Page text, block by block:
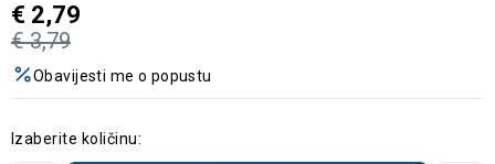
€ 3,79
€ 2,79
Obavijesti me o popustu
Izaberite količinu: